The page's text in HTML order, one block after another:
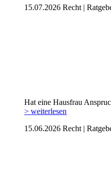
15.07.2026 Recht |
Hat eine Hausfrau
> weiterlesen
15.06.2026 Recht |